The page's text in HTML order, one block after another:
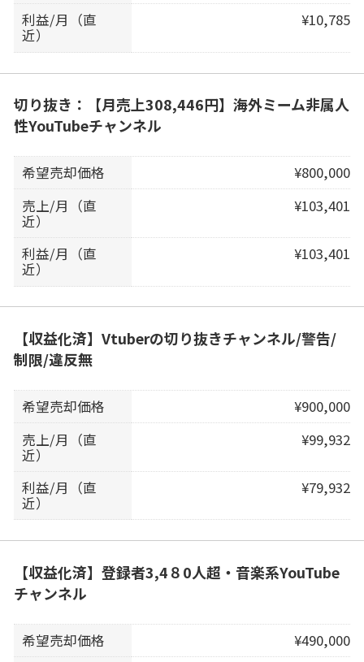
利益/月（直
近）
¥10,785
切り抜き：【月売上308,446円】海外ミーム非属人
性YouTubeチャンネル
希望売却価格
¥800,000
売上/月（直
近）
¥103,401
利益/月（直
近）
¥103,401
【収益化済】Vtuberの切り抜きチャンネル/警告/
制限/違反無
希望売却価格
¥900,000
売上/月（直
近）
¥99,932
利益/月（直
近）
¥79,932
【収益化済】登録者3,4８0人超・音楽系YouTube
チャンネル
希望売却価格
¥490,000